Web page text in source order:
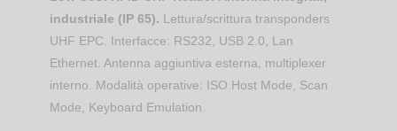
industriale (IP 65). Lettura/scrittura transponders
UHF EPC. Interfacce: RS232, USB 2.0, Lan
Ethernet. Antenna aggiuntiva esterna, multiplexer
interno. Modalità operative: ISO Host Mode, Scan
Mode, Keyboard Emulation.